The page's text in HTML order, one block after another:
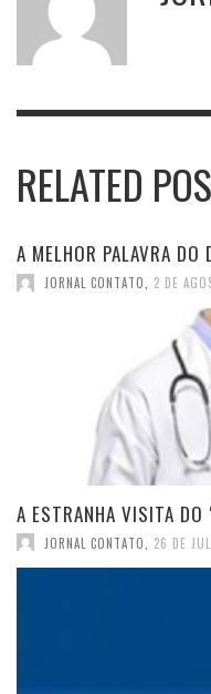
RELATED
A MELHOR PALAVRA
JORNAL CONTATO 2 DE
A ESTRANHA VISITA DO
JORNAL CONTATO 26 DE